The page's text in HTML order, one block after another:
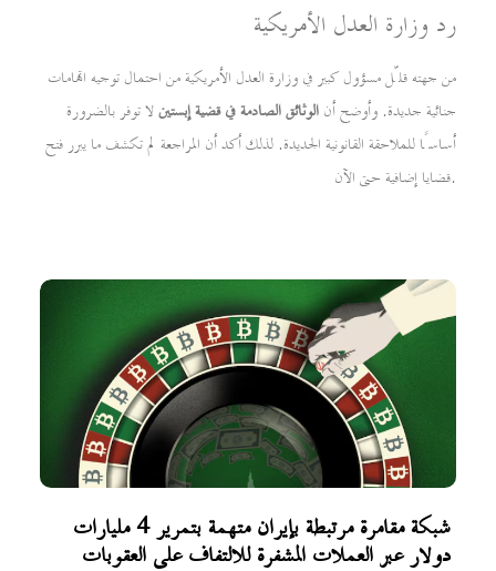
شبكة مقامرة مرتبطة بإيران متهمة بتمرير 4 مليارات
دولار عبر العملات المشفرة للالتفاف على العقوبات
رد وزارة العدل الأمريكية
من جهته قلّل مسؤول كبير في وزارة العدل الأمريكية من احتمال توجيه اتهامات
جنائية جديدة. وأوضح أنالوثائق الصادمة في قضية إبستينلا توفر بالضرورة
أساسًا للملاحقة القانونية الجديدة. لذلك أكد أن المراجعة لم تكشف ما يبرر فتح
قضايا إضافية حتى الآن.